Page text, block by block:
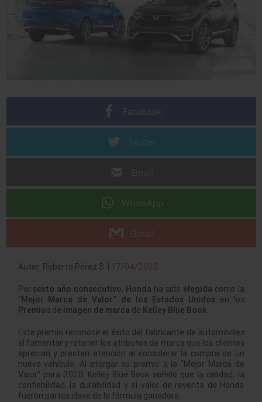
Facebook
Twitter
WhatsApp
Gmail
Autor: Roberto Pérez S. | 17/04/2020
Por sexto año consecutivo, Honda ha sido elegida como la
“Mejor Marca de Valor” de los Estados Unidos en los
Premios de imagen de marca de Kelley Blue Book.
Este premio reconoce el éxito del fabricante de automóviles
al fomentar y retener los atributos de marca que los clientes
aprecian y prestan atención al considerar la compra de un
nuevo vehículo. Al otorgar su premio a la “Mejor Marca de
Valor” para 2020, Kelley Blue Book señaló que la calidad, la
confiabilidad, la durabilidad y el valor de reventa de Honda
fueron partes clave de la fórmula ganadora.